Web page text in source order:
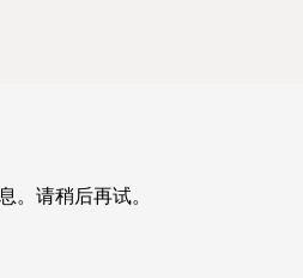
。请稍后再试。